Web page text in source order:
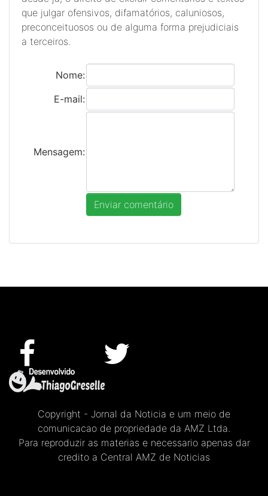
que julgar ofensivos, difamatórios, caluniosos,
preconceituosos ou de alguma forma prejudiciais
a terceiros.
Nome:
E-mail:
Mensagem:
Copyright - Jornal da Noticia e um meio de
comunicacao de propriedade da AMZ Ltda.
Para reproduzir as materias e necessario apenas dar
credito a Central AMZ de Noticias